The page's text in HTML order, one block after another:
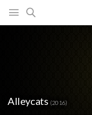
Alleycats (2016)